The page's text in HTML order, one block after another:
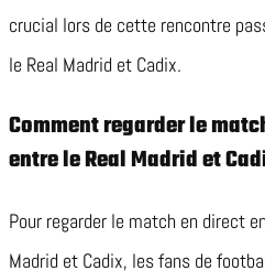
crucial lors de cette rencontre
le Real Madrid et Cadix.
Comment regarder le
entre le Real Madrid et
Pour regarder le match en direct
Madrid et Cadix, les fans de